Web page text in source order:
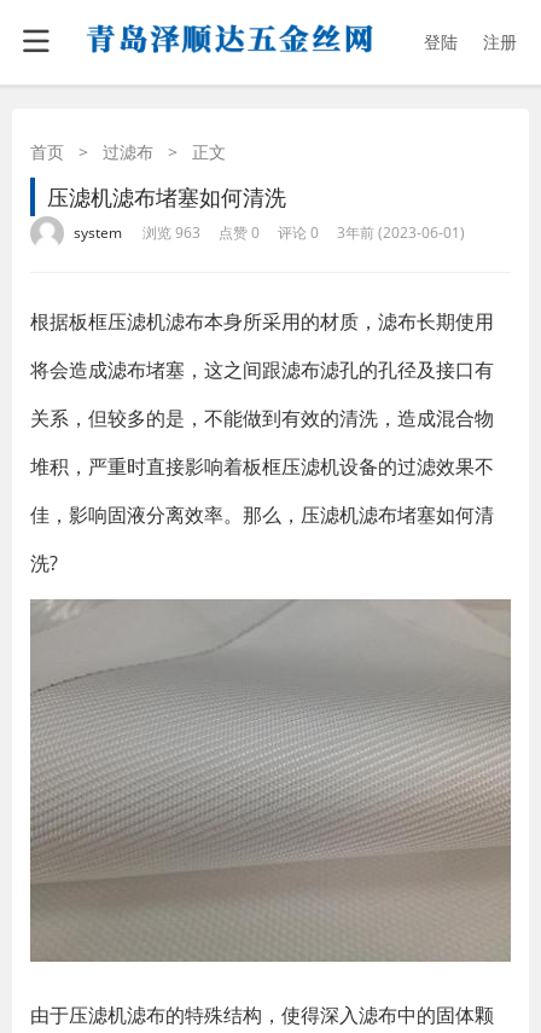
登陆 注册
首页 > 过滤布 > 正文
压滤机滤布堵塞如何清洗
system 浏览 963 点赞 0 评论 0 3年前 (2023-06-01)
根据板框压滤机滤布本身所采用的材质，滤布长期使用
将会造成滤布堵塞，这之间跟滤布滤孔的孔径及接口有
关系，但较多的是，不能做到有效的清洗，造成混合物
堆积，严重时直接影响着板框压滤机设备的过滤效果不
佳，影响固液分离效率。那么，压滤机滤布堵塞如何清
洗?
由于压滤机滤布的特殊结构，使得深入滤布中的固体颗